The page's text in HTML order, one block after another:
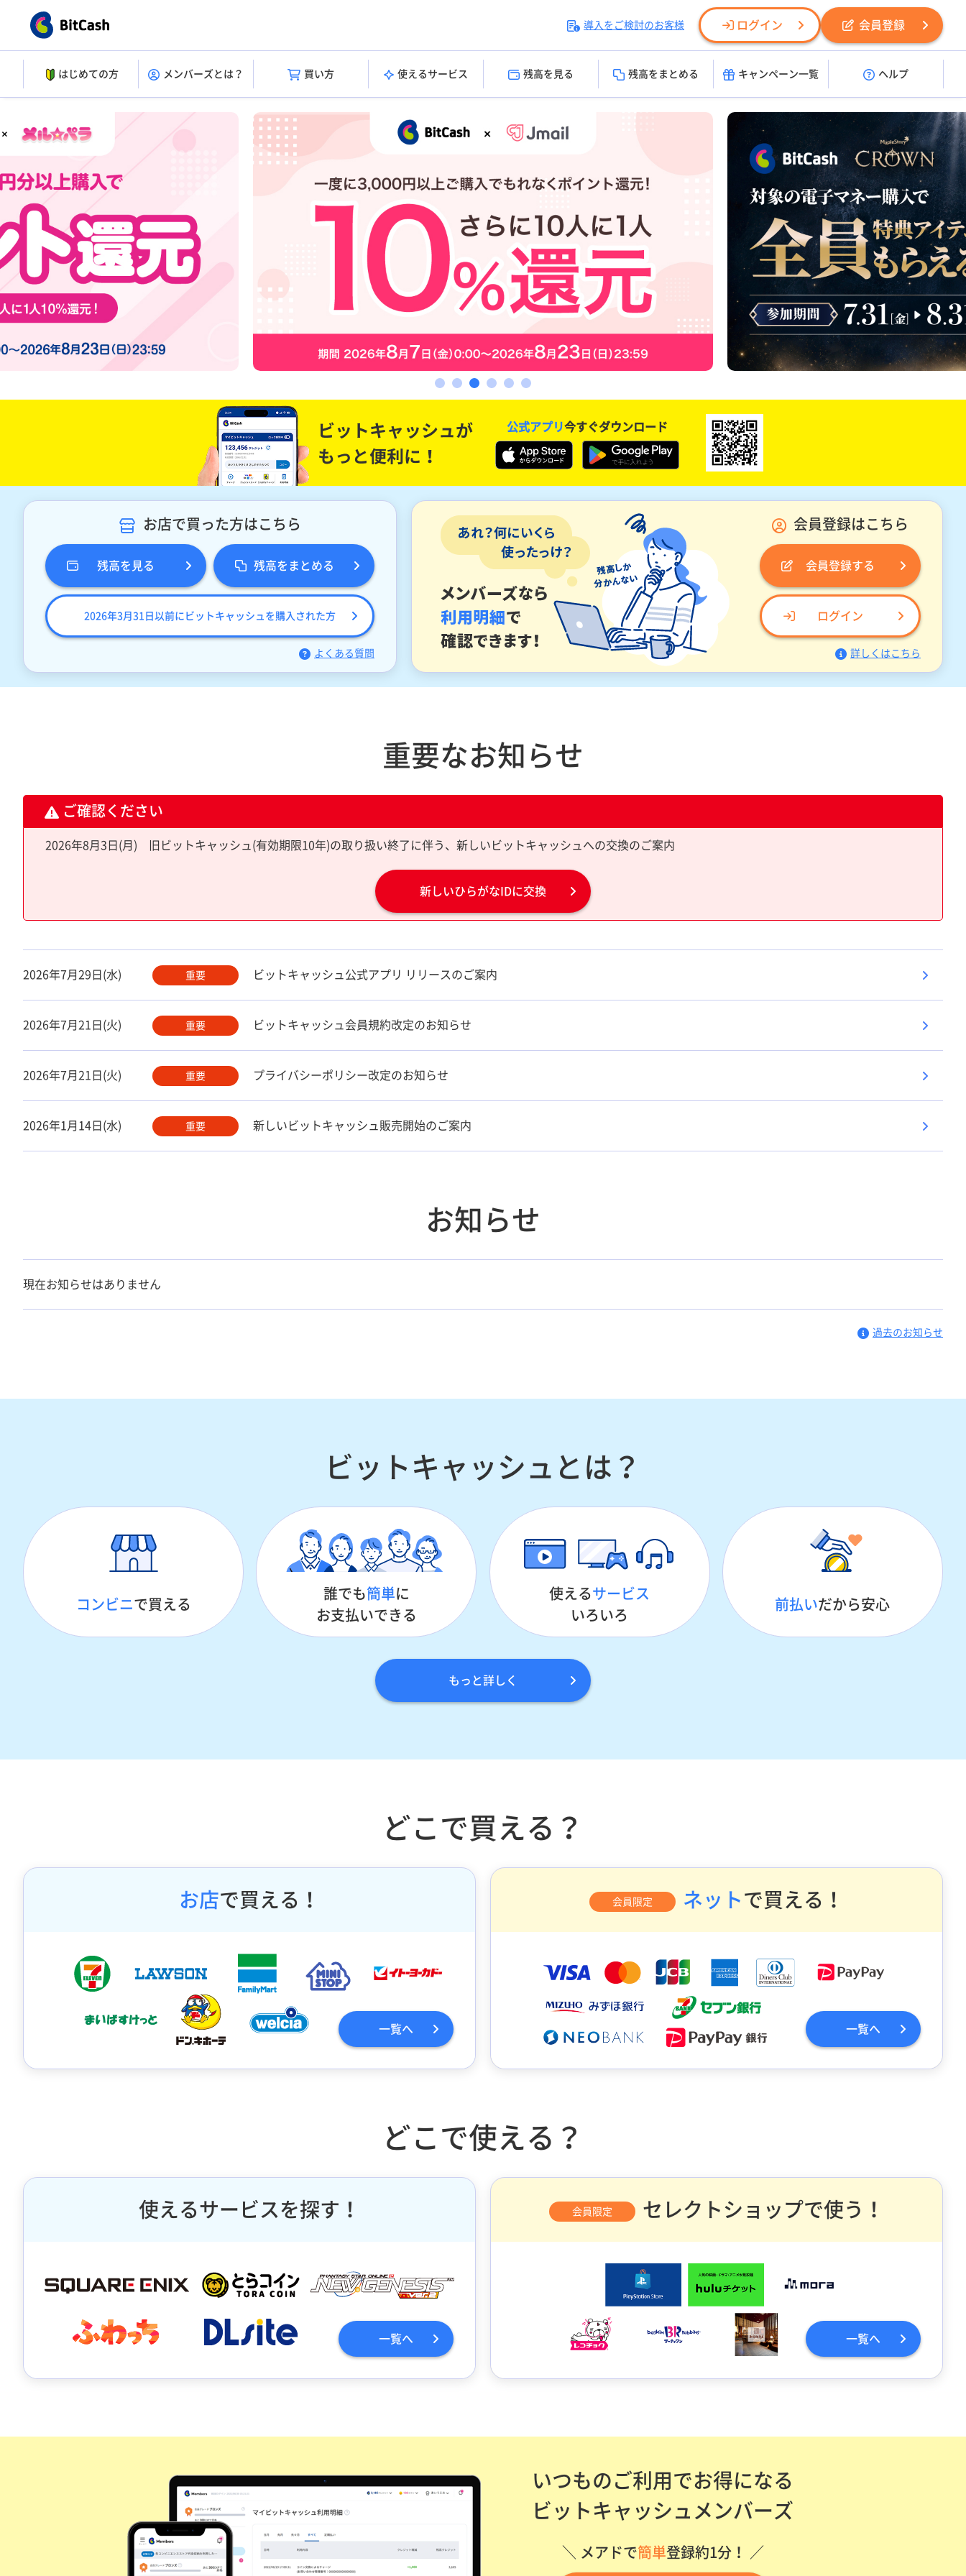
導入をご検討のお客様 ログイン 会員登録
はじめての方 メンバーズとは？ 買い方 使えるサービス 残高を見る 残高をまとめる キャンペーン一覧 ヘルプ
公式アプリ今すぐダウンロード
お店で買った方はこちら
残高を見る 残高をまとめる
2026年3月31日以前にビットキャッシュを購入された方
よくある質問
会員登録はこちら
会員登録する
ログイン
詳しくはこちら
重要なお知らせ
ご確認ください
2026年8月3日(月) 旧ビットキャッシュ(有効期限10年)の取り扱い終了に伴う、新しいビットキャッシュへの交換のご案内
新しいひらがなIDに交換
2026年7月29日(水) 重要 ビットキャッシュ公式アプリ リリースのご案内
2026年7月21日(火) 重要 ビットキャッシュ会員規約改定のお知らせ
2026年7月21日(火) 重要 プライバシーポリシー改定のお知らせ
2026年1月14日(水) 重要 新しいビットキャッシュ販売開始のご案内
お知らせ
現在お知らせはありません
過去のお知らせ
ビットキャッシュとは？
コンビニで買える
誰でも簡単に
お支払いできる
使えるサービス
いろいろ
前払いだから安心
もっと詳しく
どこで買える？
お店で買える！
一覧へ
会員限定 ネット で買える！
一覧へ
どこで使える？
使えるサービスを探す！
一覧へ
会員限定 セレクトショップで使う！
一覧へ
いつものご利用でお得になる
ビットキャッシュメンバーズ
＼ メアドで簡単登録約1分！ ／